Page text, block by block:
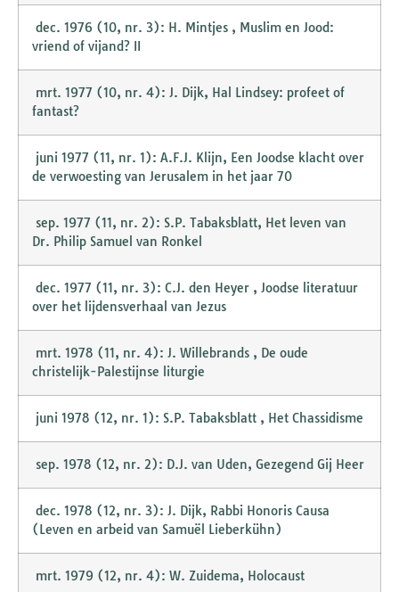
dec. 1976 (10, nr. 3): H. Mintjes , Muslim en Jood:
vriend of vijand? II
mrt. 1977 (10, nr. 4): J. Dijk, Hal Lindsey: profeet of
fantast?
juni 1977 (11, nr. 1): A.F.J. Klijn, Een Joodse klacht over
de verwoesting van Jerusalem in het jaar 70
sep. 1977 (11, nr. 2): S.P. Tabaksblatt, Het leven van
Dr. Philip Samuel van Ronkel
dec. 1977 (11, nr. 3): C.J. den Heyer , Joodse literatuur
over het lijdensverhaal van Jezus
mrt. 1978 (11, nr. 4): J. Willebrands , De oude
christelijk-Palestijnse liturgie
juni 1978 (12, nr. 1): S.P. Tabaksblatt , Het Chassidisme
sep. 1978 (12, nr. 2): D.J. van Uden, Gezegend Gij Heer
dec. 1978 (12, nr. 3): J. Dijk, Rabbi Honoris Causa
(Leven en arbeid van Samuël Lieberkühn)
mrt. 1979 (12, nr. 4): W. Zuidema, Holocaust